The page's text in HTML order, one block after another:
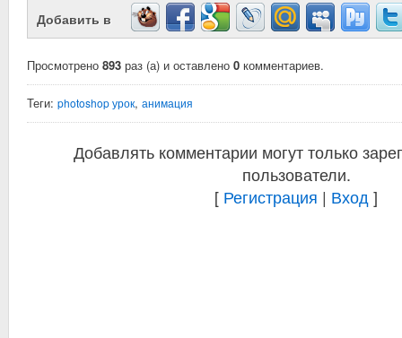
Добавить в
Просмотрено 893 раз (а) и оставлено 0 комментариев.
Теги: photoshop урок, анимация
Добавлять комментарии могут только
пользователи.
[ Регистрация | Вход ]